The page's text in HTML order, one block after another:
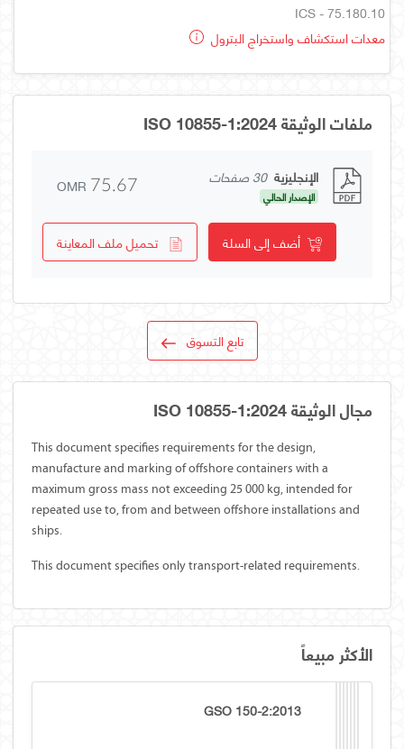
ICS - 75.180.10
معدات استكشاف واستخراج البترول
ملفات الوثيقة ISO 10855-1:2024
الإنجليزية 30 صفحات
الإصدار الحالي OMR 75.67
أضف إلى السلة تحميل ملف المعاينة
تابع التسوق
مجال الوثيقة ISO 10855-1:2024
This document specifies requirements for the design,
manufacture and marking of offshore containers with a
maximum gross mass not exceeding 25 000 kg, intended for
repeated use to, from and between offshore installations and
ships.
This document specifies only transport-related requirements.
الأكثر مبيعاً
GSO 150-2:2013